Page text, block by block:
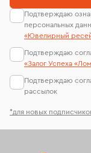
*для новых
Подтверждаю
персональных
«Ювелирный
Подтверждаю
«Залог Успеха
Подтверждаю
рассылок